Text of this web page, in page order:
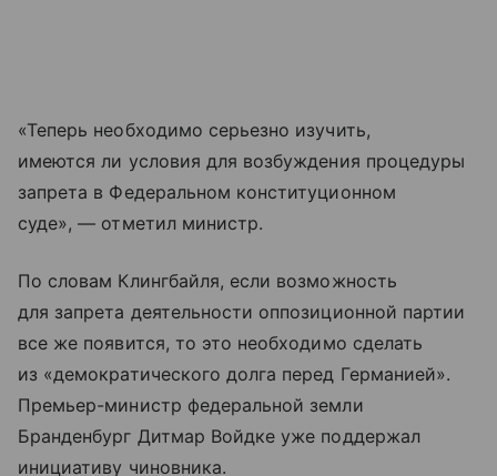
«Теперь необходимо серьезно изучить,
имеются ли условия для возбуждения процедуры
запрета в Федеральном конституционном
суде», — отметил министр.
По словам Клингбайля, если возможность
для запрета деятельности оппозиционной партии
все же появится, то это необходимо сделать
из «демократического долга перед Германией».
Премьер-министр федеральной земли
Бранденбург Дитмар Войдке уже поддержал
инициативу чиновника.